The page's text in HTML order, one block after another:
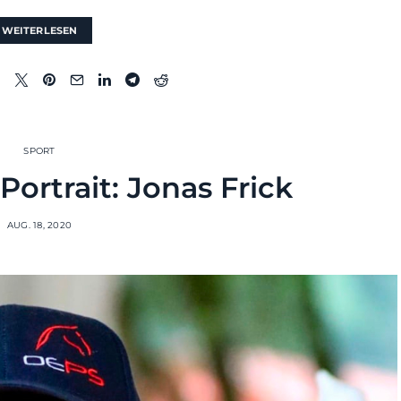
WEITERLESEN
SPORT
Jonas Frick
AUG. 18, 2020